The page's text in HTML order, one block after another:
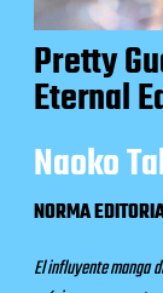
Pretty
Eternal
Naoko
NORMA
El influyente manga